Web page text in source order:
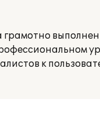
грамотно
к